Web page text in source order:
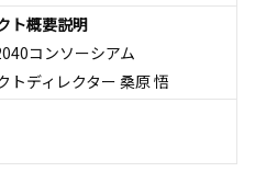
ト概要説明
コンソーシアム
トディレクター 桑原 悟